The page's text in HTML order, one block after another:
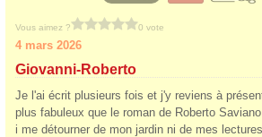
Vous aimez ? 0 vote
4 mars 2026
Giovanni-Roberto
Je l'ai écrit plusieurs fois et j'y reviens à
plus fabuleux que le roman de Roberto
i me détourner de mon jardin ni de mes